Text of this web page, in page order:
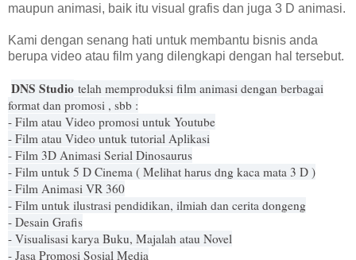
maupun animasi, baik itu visual grafis dan juga 3 D animasi.
Kami dengan senang hati untuk membantu bisnis anda
berupa video atau film yang dilengkapi dengan hal tersebut.
DNS Studio telah memproduksi film animasi dengan berbagai
format dan promosi , sbb :
- Film atau Video promosi untuk Youtube
- Film atau Video untuk tutorial Aplikasi
- Film 3D Animasi Serial Dinosaurus
- Film untuk 5 D Cinema ( Melihat harus dng kaca mata 3 D )
- Film Animasi VR 360
- Film untuk ilustrasi pendidikan, ilmiah dan cerita dongeng
- Desain Grafis
- Visualisasi karya Buku, Majalah atau Novel
- Jasa Promosi Sosial Media